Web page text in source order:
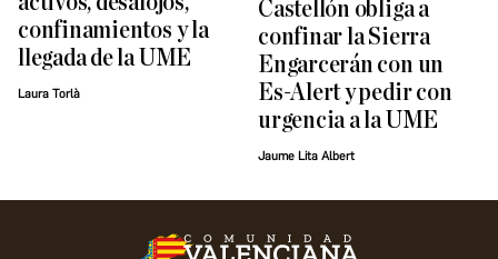
confinamientos y la
llegada de la UME
Laura Torlà
Castellón obliga a
confinar la Sierra
Engarcerán con un
Es-Alert y pedir con
urgencia a la UME
Jaume Lita Albert